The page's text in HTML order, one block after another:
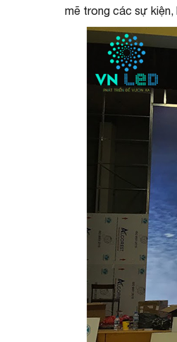
mẽ trong các sự kiện,